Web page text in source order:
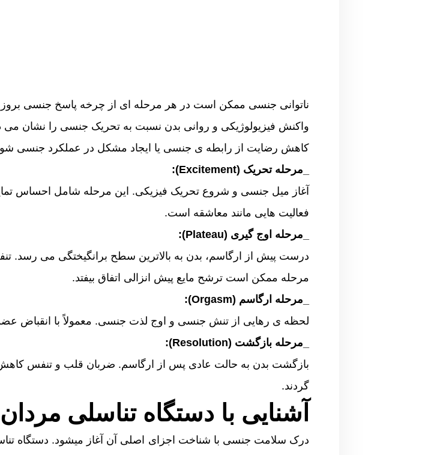
ناتوانی جنسی ممکن است در هر مرحله ای از چرخه پاسخ جنسی
واکنش فیزیولوژیکی و روانی بدن نسبت به تحریک جنسی را نشان می
کاهش رضایت از رابطه ی جنسی یا ایجاد مشکل در عملکرد جنسی
_مرحله تحریک (Excitement):
آغاز میل جنسی و شروع تحریک فیزیکی. این مرحله شامل احساس
فعالیت هایی مانند معاشقه است.
_مرحله اوج گیری (Plateau):
درست پیش از ارگاسم، بدن به بالاترین سطح برانگیختگی می رسد.
مرحله ممکن است ترشح مایع پیش انزالی اتفاق بیفتد.
_مرحله ارگاسم (Orgasm):
لحظه ی رهایی از تنش جنسی و اوج لذت جنسی. معمولاً با انقباض
_مرحله بازگشت (Resolution):
بازگشت بدن به حالت عادی پس از ارگاسم. ضربان قلب و تنفس
گردند.
آشنایی با دستگاه تناسلی مردان
درک سلامت جنسی با شناخت اجزای اصلی آن آغاز میشود. دستگاه